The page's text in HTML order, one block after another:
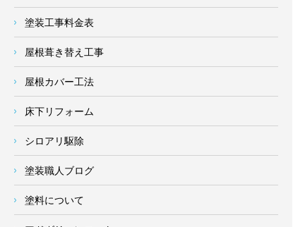
塗装工事料金表
屋根葺き替え工事
屋根カバー工法
床下リフォーム
シロアリ駆除
塗装職人ブログ
塗料について